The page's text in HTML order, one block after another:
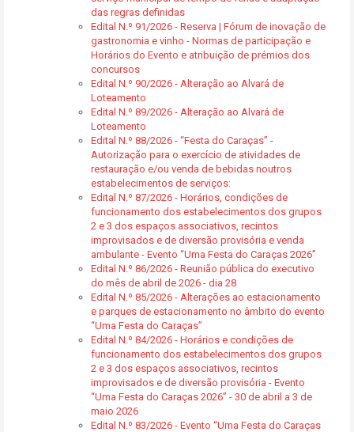
das regras definidas
Edital N.º 91/2026 - Reserva | Fórum de inovação de
gastronomia e vinho - Normas de participação e
Horários do Evento e atribuição de prémios dos
concursos
Edital N.º 90/2026 - Alteração ao Alvará de
Loteamento
Edital N.º 89/2026 - Alteração ao Alvará de
Loteamento
Edital N.º 88/2026 - “Festa do Caraças” -
Autorização para o exercício de atividades de
restauração e/ou venda de bebidas noutros
estabelecimentos de serviços:
Edital N.º 87/2026 - Horários, condições de
funcionamento dos estabelecimentos dos grupos
2 e 3 dos espaços associativos, recintos
improvisados e de diversão provisória e venda
ambulante - Evento “Uma Festa do Caraças 2026”
Edital N.º 86/2026 - Reunião pública do executivo
do mês de abril de 2026 - dia 28
Edital N.º 85/2026 - Alterações ao estacionamento
e parques de estacionamento no âmbito do evento
“Uma Festa do Caraças”
Edital N.º 84/2026 - Horários e condições de
funcionamento dos estabelecimentos dos grupos
2 e 3 dos espaços associativos, recintos
improvisados e de diversão provisória - Evento
“Uma Festa do Caraças 2026” - 30 de abril a 3 de
maio 2026
Edital N.º 83/2026 - Evento “Uma Festa do Caraças